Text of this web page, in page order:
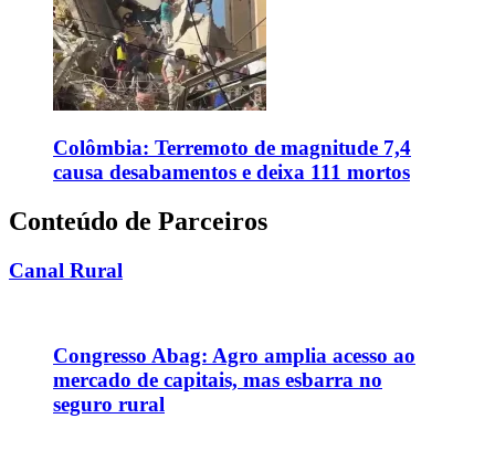
Colômbia: Terremoto de magnitude 7,4
causa desabamentos e deixa 111 mortos
Conteúdo de Parceiros
Canal Rural
Congresso Abag: Agro amplia acesso ao
mercado de capitais, mas esbarra no
seguro rural